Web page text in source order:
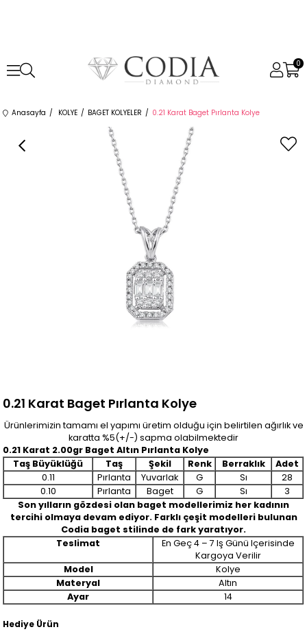
0
Anasayfa KOLYE BAGET KOLYELER 0.21 Karat Baget Pırlanta Kolye
0.21 Karat Baget Pırlanta Kolye
Ürünlerimizin tamamı el yapımı üretim olduğu için belirtilen ağırlık ve
karatta %5(+/-) sapma olabilmektedir
0.21 Karat 2.00gr Baget Altın Pırlanta Kolye
Taş Büyüklüğü
Taş Şekil Renk Berraklık
Adet
0.11
Pırlanta Yuvarlak G Sı
28
0.10
Pırlanta Baget G Sı
3
Son yılların gözdesi olan baget modellerimiz her kadının
tercihi olmaya devam ediyor. Farklı çeşit modelleri bulunan
Codia baget stilinde de fark yaratıyor.
Teslimat
En Geç 4 – 7 Iş Günü Içerisinde
Kargoya Verilir
Model
Kolye
Materyal
Altın
Ayar
14
Hediye Ürün